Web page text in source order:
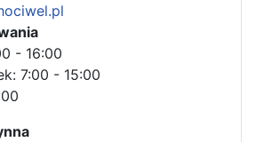
- 16:00
7:00 - 15:00